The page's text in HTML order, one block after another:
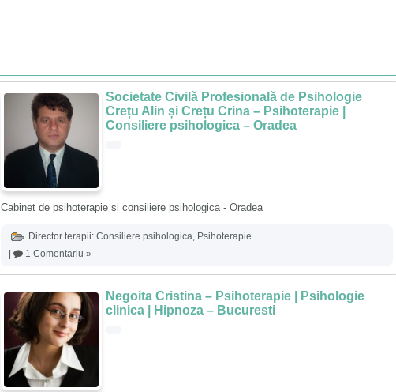
Societate Civilă Profesională de Psihologie
Crețu Alin și Crețu Crina – Psihoterapie |
Consiliere psihologica – Oradea
Cabinet de psihoterapie si consiliere psihologica - Oradea
Director terapii: Consiliere psihologica, Psihoterapie
1 Comentariu »
Negoita Cristina – Psihoterapie | Psihologie
clinica | Hipnoza – Bucuresti